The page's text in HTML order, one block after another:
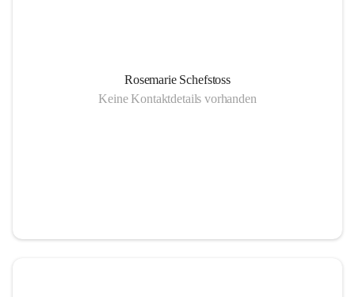
Rosemarie Schefstoss
Keine Kontaktdetails vorhanden